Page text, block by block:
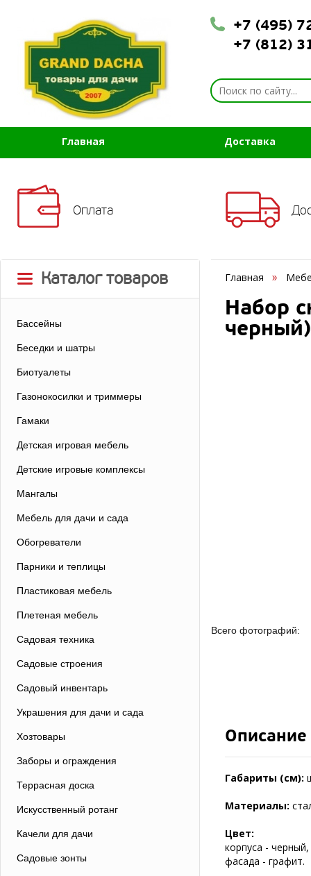
+7 (495)
+7 (812)
Главная Доставка
Оплата
Каталог товаров
Бассейны
Беседки и шатры
Биотуалеты
Газонокосилки и триммеры
Гамаки
Детская игровая мебель
Детские игровые комплексы
Мангалы
Мебель для дачи и сада
Обогреватели
Парники и теплицы
Пластиковая мебель
Плетеная мебель
Садовая техника
Садовые строения
Садовый инвентарь
Украшения для дачи и сада
Хозтовары
Заборы и ограждения
Террасная доска
Искусственный ротанг
Качели для дачи
Садовые зонты
Главная
Набор
черный)
Всего фотографий:
Описание
Габариты (см):
Материалы:
Цвет:
корпуса - черный,
фасада - графит.